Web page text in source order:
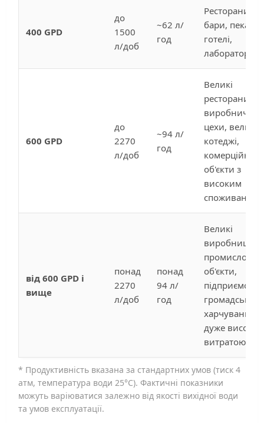
400 GPD
до
1500
л/доб
~62 л/
год
Ресторани,
бари,
готелі,
лабораторії
600 GPD
до
2270
л/доб
~94 л/
год
Великі
ресторани,
виробничі
цехи, великі
котеджі,
комерційні
об'єкти з
високим
споживанням
від 600 GPD і
вище
понад
2270
л/доб
понад
94 л/
год
Великі
промислові
об'єкти,
підприємства
громадського
харчування з
дуже
витратою
* Продуктивність вказана за стандартних умов (тиск 4
атм, температура води 25°C). Фактичні показники
можуть варіюватися залежно від якості вихідної води
та умов експлуатації.